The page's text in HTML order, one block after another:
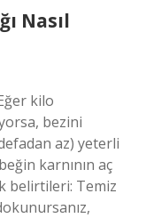
Nasıl
kilo
bezini
az) yeterli
karnının aç
belirtileri: Temiz